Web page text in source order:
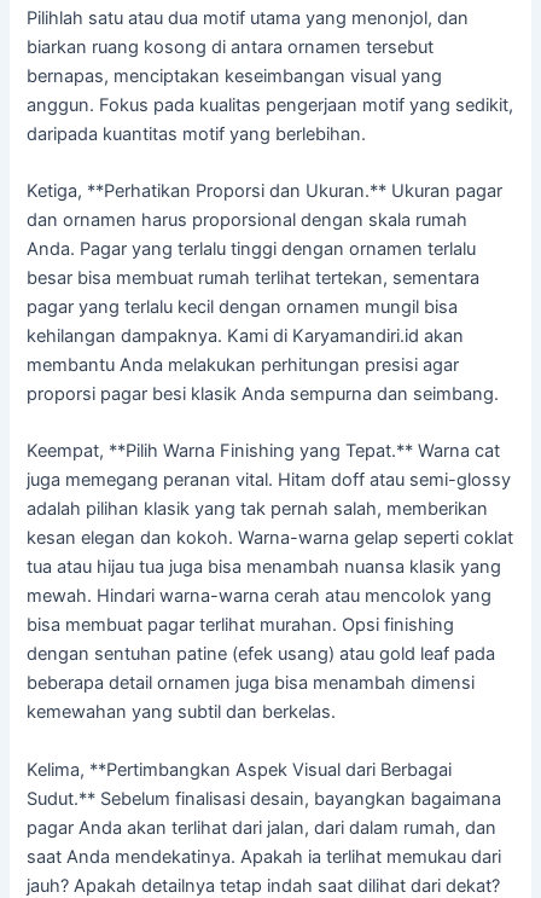
Pilihlah satu atau dua motif utama yang menonjol, dan
biarkan ruang kosong di antara ornamen tersebut
bernapas, menciptakan keseimbangan visual yang
anggun. Fokus pada kualitas pengerjaan motif yang sedikit,
daripada kuantitas motif yang berlebihan.
Ketiga, **Perhatikan Proporsi dan Ukuran.** Ukuran pagar
dan ornamen harus proporsional dengan skala rumah
Anda. Pagar yang terlalu tinggi dengan ornamen terlalu
besar bisa membuat rumah terlihat tertekan, sementara
pagar yang terlalu kecil dengan ornamen mungil bisa
kehilangan dampaknya. Kami di Karyamandiri.id akan
membantu Anda melakukan perhitungan presisi agar
proporsi pagar besi klasik Anda sempurna dan seimbang.
Keempat, **Pilih Warna Finishing yang Tepat.** Warna cat
juga memegang peranan vital. Hitam doff atau semi-glossy
adalah pilihan klasik yang tak pernah salah, memberikan
kesan elegan dan kokoh. Warna-warna gelap seperti coklat
tua atau hijau tua juga bisa menambah nuansa klasik yang
mewah. Hindari warna-warna cerah atau mencolok yang
bisa membuat pagar terlihat murahan. Opsi finishing
dengan sentuhan patine (efek usang) atau gold leaf pada
beberapa detail ornamen juga bisa menambah dimensi
kemewahan yang subtil dan berkelas.
Kelima, **Pertimbangkan Aspek Visual dari Berbagai
Sudut.** Sebelum finalisasi desain, bayangkan bagaimana
pagar Anda akan terlihat dari jalan, dari dalam rumah, dan
saat Anda mendekatinya. Apakah ia terlihat memukau dari
jauh? Apakah detailnya tetap indah saat dilihat dari dekat?